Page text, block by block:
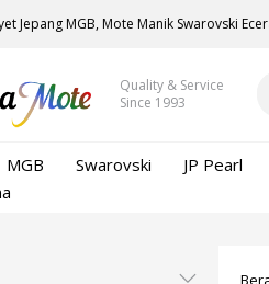
Jepang MGB, Mote Manik Swarovski
Quality & Service
Since 1993
MGB Swarovski
JP Pearl